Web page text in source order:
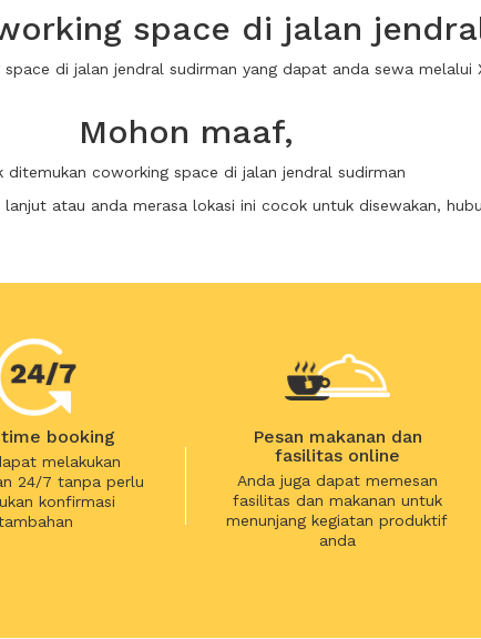
space di jalan
di jalan jendral sudirman yang dapat anda sewa melalui
Mohon maaf,
ditemukan coworking space di jalan jendral sudirman
atau anda merasa lokasi ini cocok untuk disewakan,
booking
melakukan
24/7 tanpa perlu
konfirmasi
Pesan makanan dan
fasilitas online
Anda juga dapat memesan
fasilitas dan makanan untuk
menunjang kegiatan produktif
anda